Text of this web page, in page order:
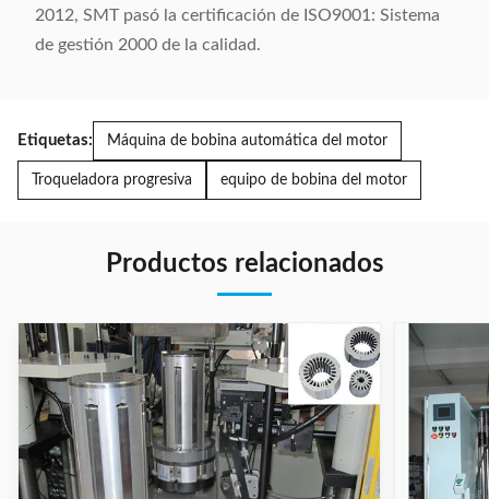
2012, SMT pasó la certificación de ISO9001: Sistema
de gestión 2000 de la calidad.
Etiquetas: Máquina de bobina automática del motor
Troqueladora progresiva equipo de bobina del motor
Productos relacionados